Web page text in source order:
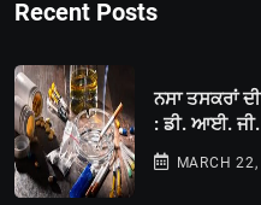
Recent Posts
ਨਸਾ ਤਸਕਰਾਂ
: ਡੀ. ਆਈ.
MARCH